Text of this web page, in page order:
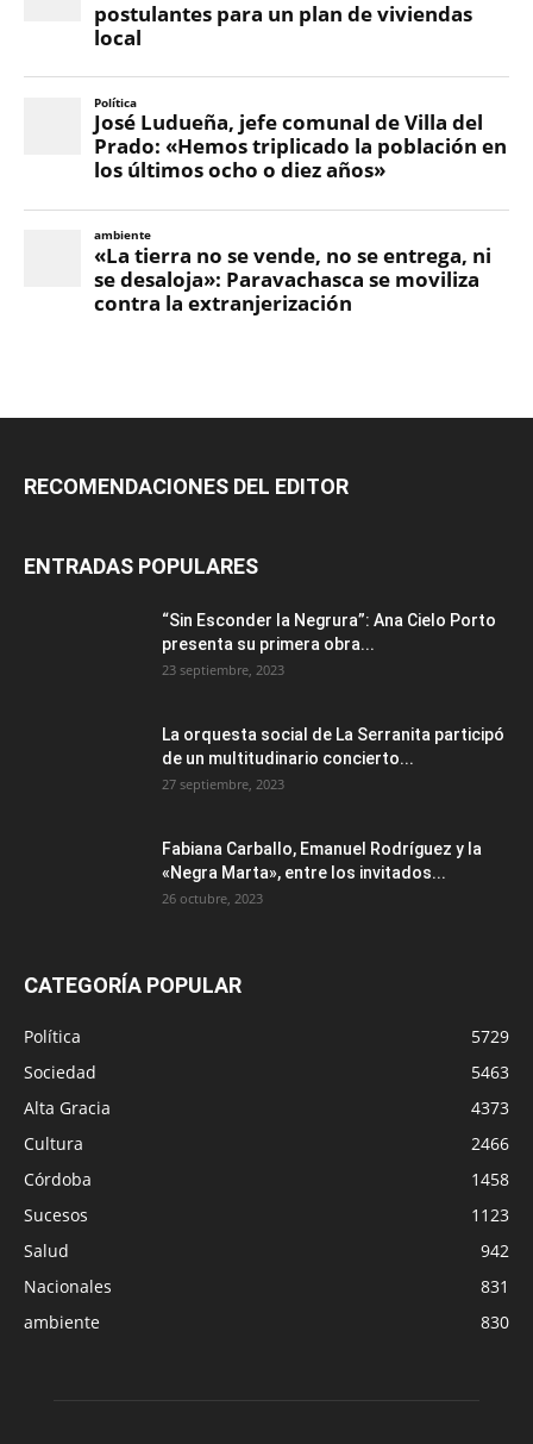
RECOMENDACIONES DEL EDITOR
ENTRADAS POPULARES
“Sin Esconder la Negrura”: Ana Cielo Porto
presenta su primera obra...
23 septiembre, 2023
La orquesta social de La Serranita participó
de un multitudinario concierto...
27 septiembre, 2023
Fabiana Carballo, Emanuel Rodríguez y la
«Negra Marta», entre los invitados...
26 octubre, 2023
CATEGORÍA POPULAR
Política
5729
Sociedad
5463
Alta Gracia
4373
Cultura
2466
Córdoba
1458
Sucesos
1123
Salud
942
Nacionales
831
ambiente
830